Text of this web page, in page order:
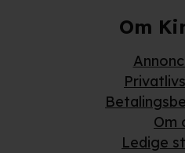
Om
Om
Ledige